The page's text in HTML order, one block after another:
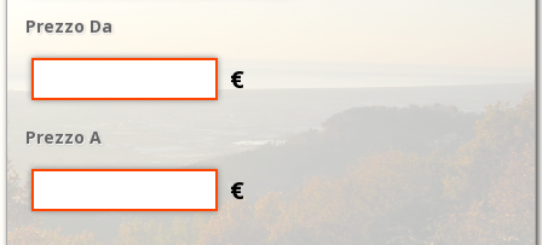
Prezzo Da
€
Prezzo A
€